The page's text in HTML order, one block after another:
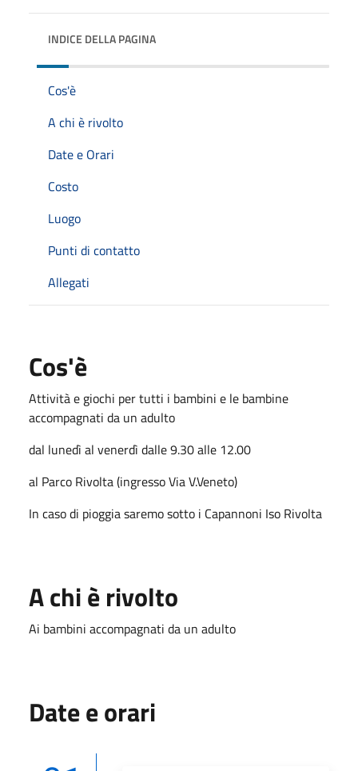
INDICE DELLA PAGINA
Cos'è
A chi è rivolto
Date e Orari
Costo
Luogo
Punti di contatto
Allegati
Cos'è
Attività e giochi per tutti i bambini e le bambine
accompagnati da un adulto
dal lunedì al venerdì dalle 9.30 alle 12.00
al Parco Rivolta (ingresso Via V.Veneto)
In caso di pioggia saremo sotto i Capannoni Iso Rivolta
A chi è rivolto
Ai bambini accompagnati da un adulto
Date e orari